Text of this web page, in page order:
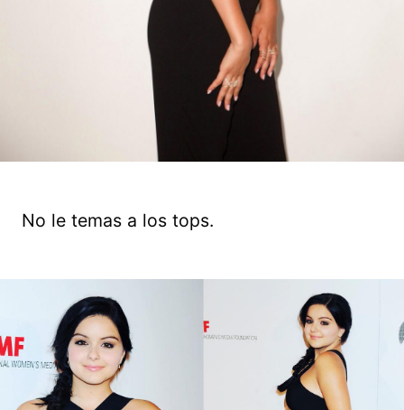
No le temas a los tops.